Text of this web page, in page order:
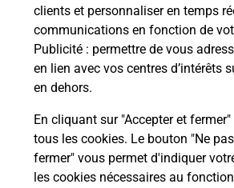
clients et personnaliser en temps
communications en fonction de
Publicité : permettre de vous
en lien avec vos centres d’intérêts
en dehors.
En cliquant sur "Accepter et
tous les cookies. Le bouton "Ne
fermer" vous permet d'indiquer
les cookies nécessaires au
En savoir plus